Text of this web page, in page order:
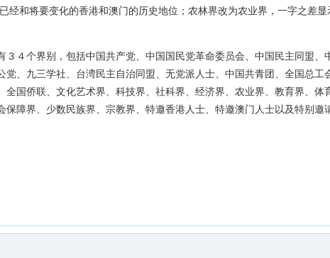
经和将要变化的香港和澳门的历史地位；农林界改为农业界，一字之差
４个界别，包括中国共产党、中国国民党革命委员会、中国民主同盟、
党、九三学社、台湾民主自治同盟、无党派人士、中国共青团、全国总工
国侨联、文化艺术界、科技界、社科界、经济界、农业界、教育界、体
障界、少数民族界、宗教界、特邀香港人士、特邀澳门人士以及特别邀